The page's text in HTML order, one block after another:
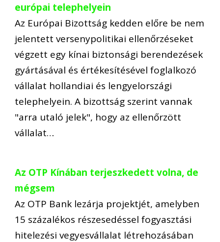
európai telephelyein
Az Európai Bizottság kedden előre be nem
jelentett versenypolitikai ellenőrzéseket
végzett egy kínai biztonsági berendezések
gyártásával és értékesítésével foglalkozó
vállalat hollandiai és lengyelországi
telephelyein. A bizottság szerint vannak
"arra utaló jelek", hogy az ellenőrzött
vállalat…
Az OTP Kínában terjeszkedett volna, de
mégsem
Az OTP Bank lezárja projektjét, amelyben
15 százalékos részesedéssel fogyasztási
hitelezési vegyesvállalat létrehozásában